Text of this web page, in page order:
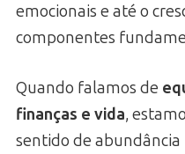
emocionais e até o
componentes
Quando falamos de
finanças e vida,
sentido de